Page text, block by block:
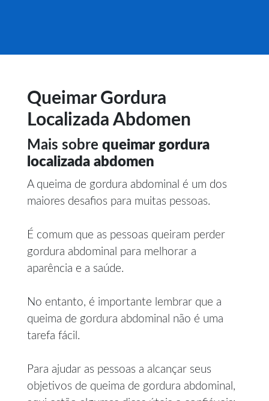
Queimar Gordura
Localizada Abdomen
Mais sobre queimar gordura
localizada abdomen
A queima de gordura abdominal é um dos
maiores desafios para muitas pessoas.
É comum que as pessoas queiram perder
gordura abdominal para melhorar a
aparência e a saúde.
No entanto, é importante lembrar que a
queima de gordura abdominal não é uma
tarefa fácil.
Para ajudar as pessoas a alcançar seus
objetivos de queima de gordura abdominal,